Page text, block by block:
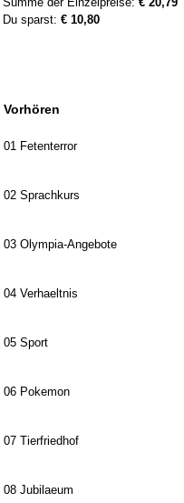
Du sparst: € 10,80
Vorhören
01 Fetenterror
02 Sprachkurs
03 Olympia-Angebote
04 Verhaeltnis
05 Sport
06 Pokemon
07 Tierfriedhof
08 Jubilaeum